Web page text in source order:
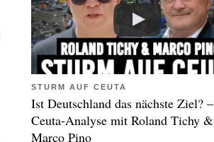
STURM AUF CEUTA
Ist Deutschland das nächste Ziel? –
Ceuta-Analyse mit Roland Tichy &
Marco Pino